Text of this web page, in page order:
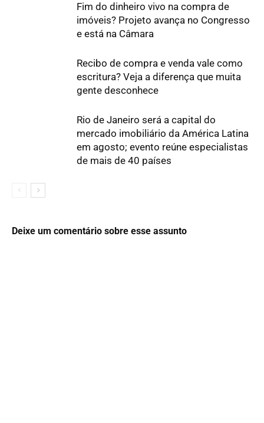
Fim do dinheiro vivo na compra de
imóveis? Projeto avança no Congresso
e está na Câmara
Recibo de compra e venda vale como
escritura? Veja a diferença que muita
gente desconhece
Rio de Janeiro será a capital do
mercado imobiliário da América Latina
em agosto; evento reúne especialistas
de mais de 40 países
Deixe um comentário sobre esse assunto